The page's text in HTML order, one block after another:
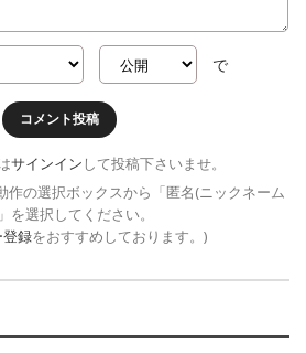
で
コメント投稿
サインイン して投稿下さいませ。
の選択ボックスから「匿名(ニックネーム
を選択してください。
登録をおすすめしております。)